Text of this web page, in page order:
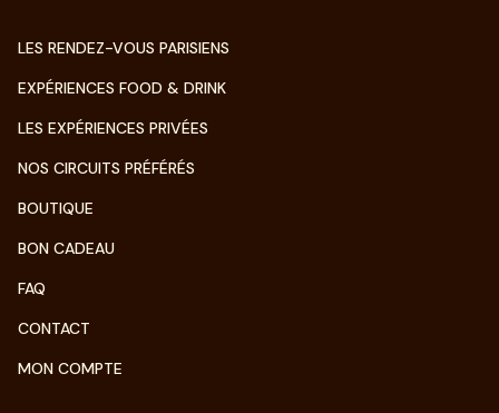
LES RENDEZ-VOUS PARISIENS
EXPÉRIENCES FOOD & DRINK
LES EXPÉRIENCES PRIVÉES
NOS CIRCUITS PRÉFÉRÉS
BOUTIQUE
BON CADEAU
FAQ
CONTACT
MON COMPTE